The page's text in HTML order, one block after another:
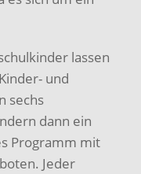
lassen
und
sechs
dann ein
Programm mit
Jeder